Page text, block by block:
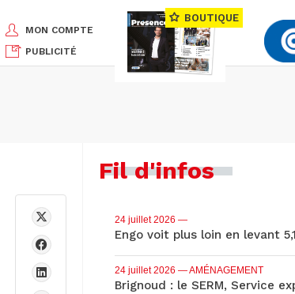
MON COMPTE
PUBLICITÉ
BOUTIQUE
Fil d'infos
24 juillet 2026 —
Engo voit plus loin en levant
24 juillet 2026 — AMÉNAGEMENT
Brignoud : le SERM, Service